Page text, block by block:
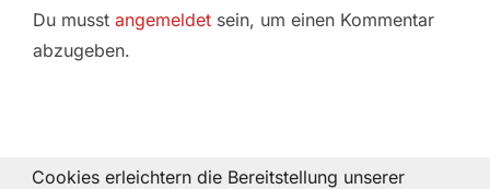
Du musst angemeldet sein, um einen Kommentar
abzugeben.
Cookies erleichtern die Bereitstellung unserer